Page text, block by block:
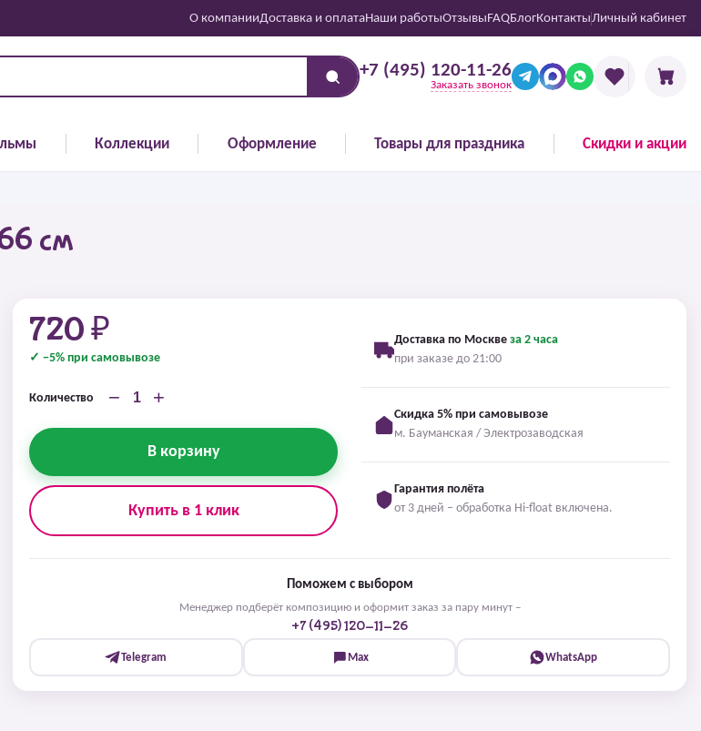
О компанииДоставка и оплатаНаши работыОтзывыFAQБлогКонтактыЛичный кабинет
+7 (495) 120-11-26
Заказать звонок
Коллекции Оформление Товары для праздника Скидки и акции
см
720 ₽
✓ −5% при самовывозе
Количество − +
В корзину
Купить в 1 клик
Доставка по Москве за 2 часа
при заказе до 21:00
Скидка 5% при самовывозе
м. Бауманская / Электрозаводская
Гарантия полёта
от 3 дней – обработка Hi-float включена.
Поможем с выбором
Менеджер подберёт композицию и оформит заказ за пару минут –
+7 (495) 120-11-26
Telegram Max WhatsApp